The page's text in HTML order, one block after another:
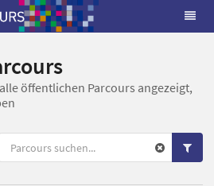
öffentlichen Parcours angezeigt,